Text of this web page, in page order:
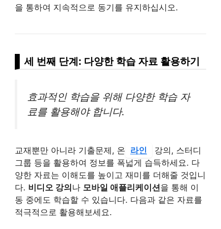
을 통하여 지속적으로 동기를 유지하십시오.
세 번째 단계: 다양한 학습 자료 활용하기
효과적인 학습을 위해 다양한 학습 자
료를 활용해야 합니다.
교재뿐만 아니라 기출문제, 온 라인
강의, 스터디
그룹 등을 활용하여 정보를 폭넓게 습득하세요. 다
양한 자료는 이해도를 높이고 재미를 더해줄 것입니
다. 비디오 강의 나 모바일 애플리케이션을 통해 이
동 중에도 학습할 수 있습니다. 다음과 같은 자료를
적극적으로 활용해보세요.